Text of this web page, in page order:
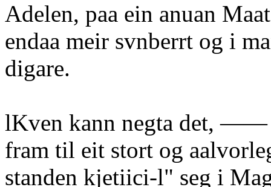
Adelen, paa ein anuan
endaa meir svnberrt og i
digare.
lKven kann negta det, ——
fram til eit stort og
standen kjetiici-l" seg i